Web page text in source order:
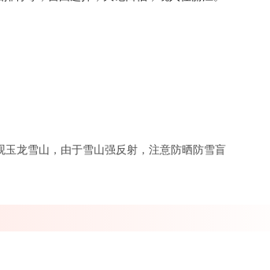
龙雪山，由于雪山强反射，注意防晒防雪盲